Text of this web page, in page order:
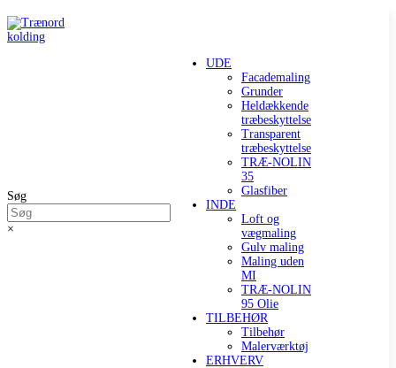
Søg
×
UDE
Facademaling
Grunder
Heldækkende
træbeskyttelse
Transparent
træbeskyttelse
TRÆ-NOLIN
35
Glasfiber
INDE
Loft og
vægmaling
Gulv maling
Maling uden
MI
TRÆ-NOLIN
95 Olie
TILBEHØR
Tilbehør
Malerværktøj
ERHVERV